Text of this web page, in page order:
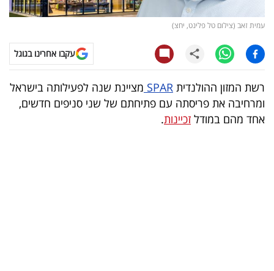
קריפטו
ויראלי
טלוויזיה
עסקי
עמית זאב (צילום טל פלינט, יחצ)
עקבו אחרינו בגוגל
רשת המזון ההולנדית SPAR מציינת שנה לפעילותה בישראל
ומרחיבה את פריסתה עם פתיחתם של שני סניפים חדשים,
אחד מהם במודל זכיינות.